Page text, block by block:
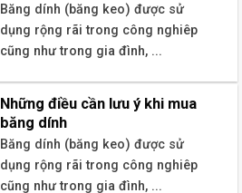
Băng dính (băng keo) được sử
dụng rộng rãi trong công nghiêp
cũng như trong gia đình, ...
Những điều cần lưu ý khi mua
băng dính
Băng dính (băng keo) được sử
dụng rộng rãi trong công nghiêp
cũng như trong gia đình, ...